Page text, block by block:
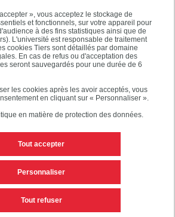
», vous acceptez le stockage de
et fonctionnels, sur votre appareil pour
à des fins statistiques ainsi que de
L'université est responsable de traitement
cookies Tiers sont détaillés par domaine
En cas de refus ou d'acceptation des
seront sauvegardés pour une durée de 6
les cookies après les avoir acceptés, vous
en cliquant sur « Personnaliser ».
en matière de protection des données.
Tout accepter
Tout refuser
Personnaliser
Mentions légales
Plan du site